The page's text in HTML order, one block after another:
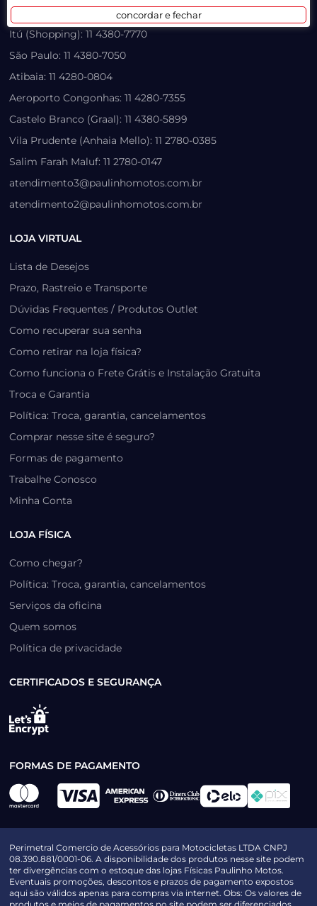
Outlet: 11 4902-4535
Itú (Shopping): 11 4380-7770
São Paulo: 11 4380-7050
Atibaia: 11 4280-0804
Aeroporto Congonhas: 11 4280-7355
Castelo Branco (Graal): 11 4380-5899
Vila Prudente (Anhaia Mello): 11 2780-0385
Salim Farah Maluf: 11 2780-0147
atendimento3@paulinhomotos.com.br
atendimento2@paulinhomotos.com.br
LOJA VIRTUAL
Lista de Desejos
Prazo, Rastreio e Transporte
Dúvidas Frequentes / Produtos Outlet
Como recuperar sua senha
Como retirar na loja física?
Como funciona o Frete Grátis e Instalação Gratuita
Troca e Garantia
Política: Troca, garantia, cancelamentos
Comprar nesse site é seguro?
Formas de pagamento
Trabalhe Conosco
Minha Conta
LOJA FÍSICA
Como chegar?
Política: Troca, garantia, cancelamentos
Serviços da oficina
Quem somos
Política de privacidade
CERTIFICADOS E SEGURANÇA
FORMAS DE PAGAMENTO
Perimetral Comercio de Acessórios para Motocicletas LTDA CNPJ
08.390.881/0001-06. A disponibilidade dos produtos nesse site podem
ter divergências com o estoque das lojas Físicas Paulinho Motos.
Eventuais promoções, descontos e prazos de pagamento expostos
aqui são válidos apenas para compras via internet. Obs: Os valores de
concordar e fechar